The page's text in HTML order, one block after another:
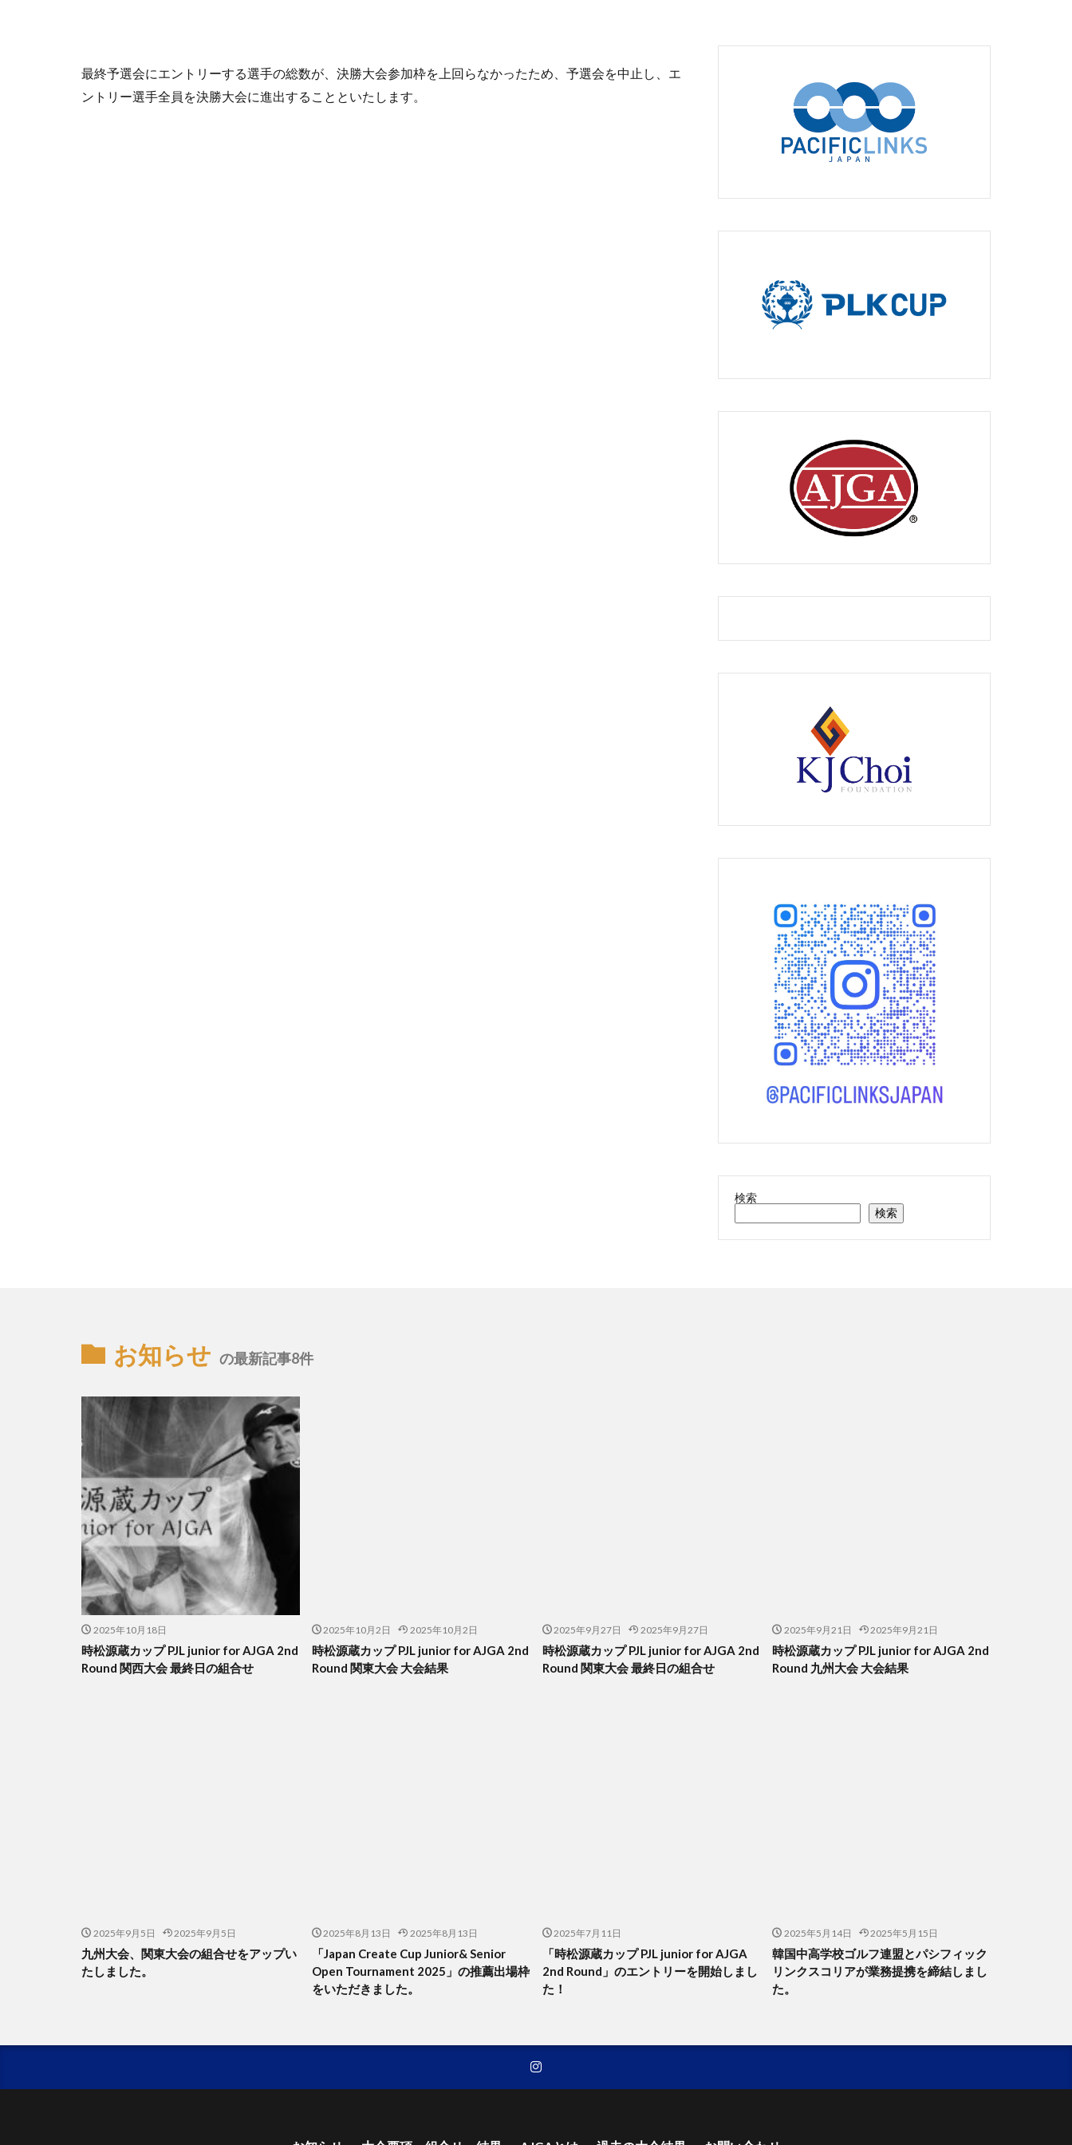
最終予選会にエントリーする選手の総数が、決勝大会参加枠を上回らなかったため、予選会を中止し、エ
ントリー選手全員を決勝大会に進出することといたします。
検索
検索
お知らせ の最新記事8件
2025年10月18日
時松源蔵カップ PJL junior for AJGA 2nd
Round 関西大会 最終日の組合せ
2025年10月2日 2025年10月2日
時松源蔵カップ PJL junior for AJGA 2nd
Round 関東大会 大会結果
2025年9月27日 2025年9月27日
時松源蔵カップ PJL junior for AJGA 2nd
Round 関東大会 最終日の組合せ
2025年9月21日 2025年9月21日
時松源蔵カップ PJL junior for AJGA 2nd
Round 九州大会 大会結果
2025年9月5日 2025年9月5日
九州大会、関東大会の組合せをアップい
たしました。
2025年8月13日 2025年8月13日
「Japan Create Cup Junior& Senior
Open Tournament 2025」の推薦出場枠
をいただきました。
2025年7月11日
「時松源蔵カップ PJL junior for AJGA
2nd Round」のエントリーを開始しまし
た！
2025年5月14日 2025年5月15日
韓国中高学校ゴルフ連盟とパシフィック
リンクスコリアが業務提携を締結しまし
た。